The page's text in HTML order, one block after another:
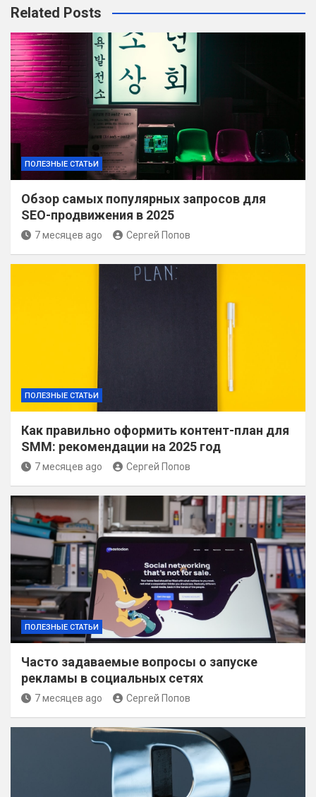
Related Posts
ПОЛЕЗНЫЕ СТАТЬИ
Обзор самых популярных запросов для
SEO-продвижения в 2025
7 месяцев ago Сергей Попов
ПОЛЕЗНЫЕ СТАТЬИ
Как правильно оформить контент-план для
SMM: рекомендации на 2025 год
7 месяцев ago Сергей Попов
ПОЛЕЗНЫЕ СТАТЬИ
Часто задаваемые вопросы о запуске
рекламы в социальных сетях
7 месяцев ago Сергей Попов